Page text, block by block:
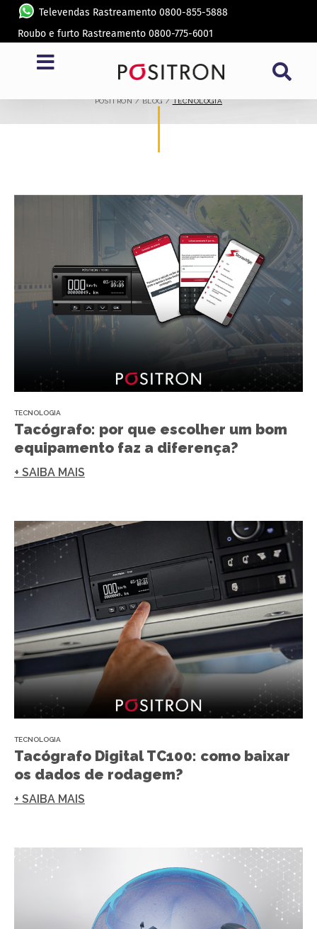
Televendas Rastreamento 0800-855-5888
Roubo e furto Rastreamento 0800-775-6001
CATEGORIA:TECNOLOGIA
POSITRON / BLOG /TECNOLOGIA
TECNOLOGIA
Tacógrafo: por que escolher um bom
equipamento faz a diferença?
+ SAIBA MAIS
TECNOLOGIA
Tacógrafo Digital TC100: como baixar
os dados de rodagem?
+ SAIBA MAIS